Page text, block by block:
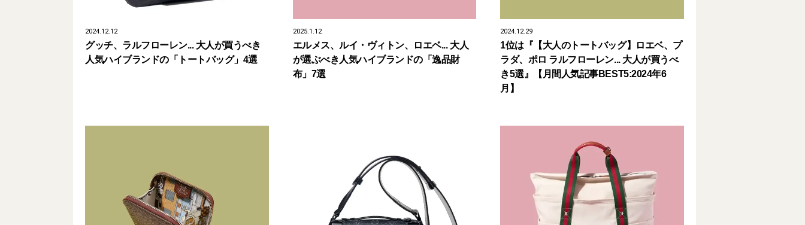
2024.12.12
グッチ、ラルフローレン... 大人が買うべき
人気ハイブランドの「トートバッグ」4選
2025.1.12
エルメス、ルイ・ヴィトン、ロエベ... 大人
が選ぶべき人気ハイブランドの「逸品財
布」7選
2024.12.29
1位は『【大人のトートバッグ】ロエベ、プ
ラダ、ポロ ラルフローレン... 大人が買うべ
き5選』【月間人気記事BEST5:2024年6
月】